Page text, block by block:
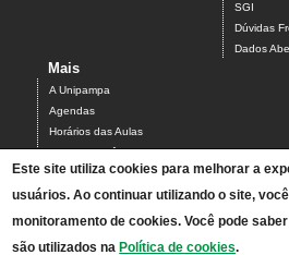
SGI
Dúvidas
Dados
Mais
A Unipampa
Agendas
Horários das Aulas
Centro Acadêmico do Campus Alegrete
Estrutura Organizacional
PDI 2019-2023
Orientações de segurança
Este site utiliza cookies para melhorar a
usuários. Ao continuar utilizando o site,
monitoramento de cookies. Você pode
são utilizados na Política de cookies.